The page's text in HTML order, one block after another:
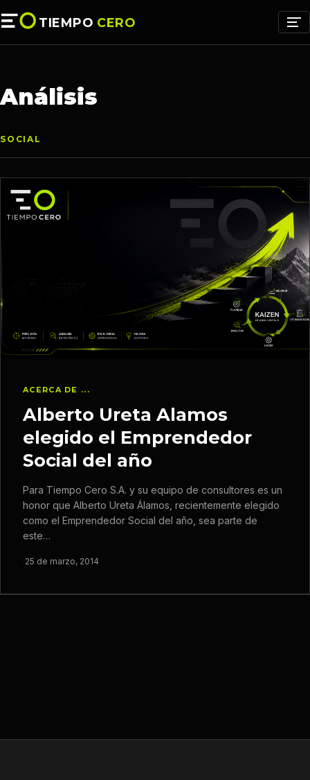
TIEMPO CERO
Análisis
SOCIAL
ACERCA DE ...
Alberto Ureta Alamos
elegido el Emprendedor
Social del año
Para Tiempo Cero S.A. y su equipo de consultores es un
honor que Alberto Ureta Álamos, recientemente elegido
como el Emprendedor Social del año, sea parte de
este…
·25 de marzo, 2014